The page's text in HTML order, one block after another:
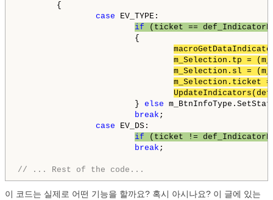
{
case EV_TYPE:
if (ticket ==
{
m_Selection.tp =
m_Selection.sl =
m_Selection.ticket
} else
break ;
case EV_DS:
if (ticket !=
break ;
// ... Rest of the code...
이 코드는 실제로 어떤 기능을 할까요? 혹시 아시나요? 이 글에 있는